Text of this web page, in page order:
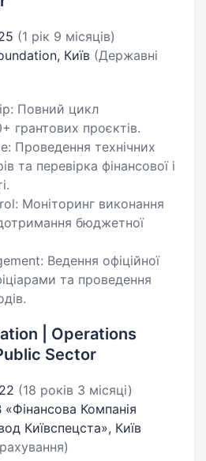
(1 рік 9 місяців)
Київ (Державні
Повний цикл
грантових проєктів.
Проведення технічних
та перевірка фінансової і
Моніторинг виконання
бюджетної
Ведення офіційної
та проведення
| Operations
Sector
(18 років 3 місяці)
Компанія
Київспецста», Київ